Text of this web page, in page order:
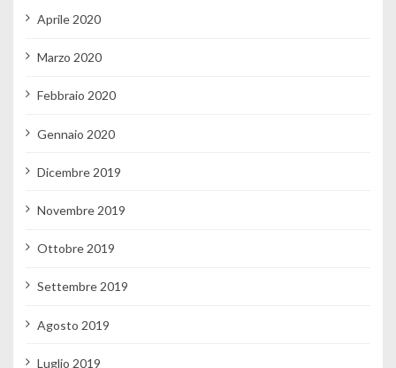
Aprile 2020
Marzo 2020
Febbraio 2020
Gennaio 2020
Dicembre 2019
Novembre 2019
Ottobre 2019
Settembre 2019
Agosto 2019
Luglio 2019